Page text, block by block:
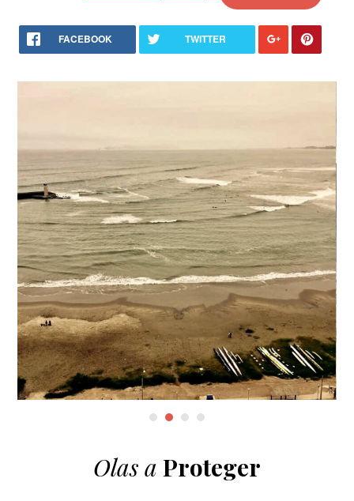
FACEBOOK TWITTER
Olas a Proteger